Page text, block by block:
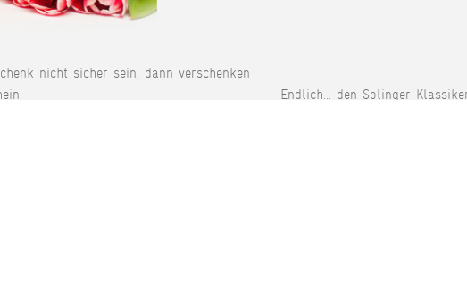
nicht sicher sein, dann verschenken
Endlich... den Solinger